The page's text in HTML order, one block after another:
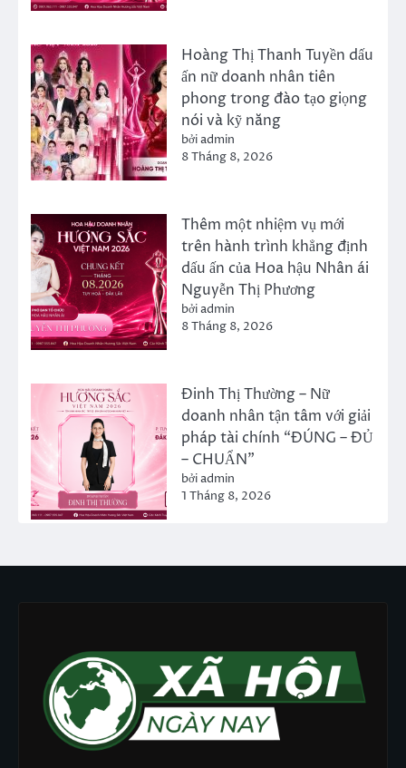
Hoàng Thị Thanh Tuyền dấu
ấn nữ doanh nhân tiên
phong trong đào tạo giọng
nói và kỹ năng
bởi admin
8 Tháng 8, 2026
Thêm một nhiệm vụ mới
trên hành trình khẳng định
dấu ấn của Hoa hậu Nhân ái
Nguyễn Thị Phương
bởi admin
8 Tháng 8, 2026
Đinh Thị Thường – Nữ
doanh nhân tận tâm với giải
pháp tài chính “ĐÚNG – ĐỦ
– CHUẨN”
bởi admin
1 Tháng 8, 2026